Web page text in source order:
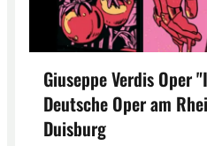
Giuseppe Verdis Oper
Deutsche Oper am
Duisburg